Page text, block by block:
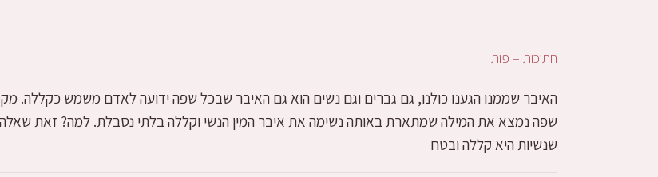
חתיכות – פות
האיבר שממנו הגענו כולנו, גם גברים וגם נשים הוא גם האיבר שבכל שפה ידועה לאדם משמש כקללה.
שפה נמצא את המילה שמתארת באותה נשימה את איבר המין הנשי וקללה בלתי נסבלת. למה? זאת
שנשיות היא קללה ובטח